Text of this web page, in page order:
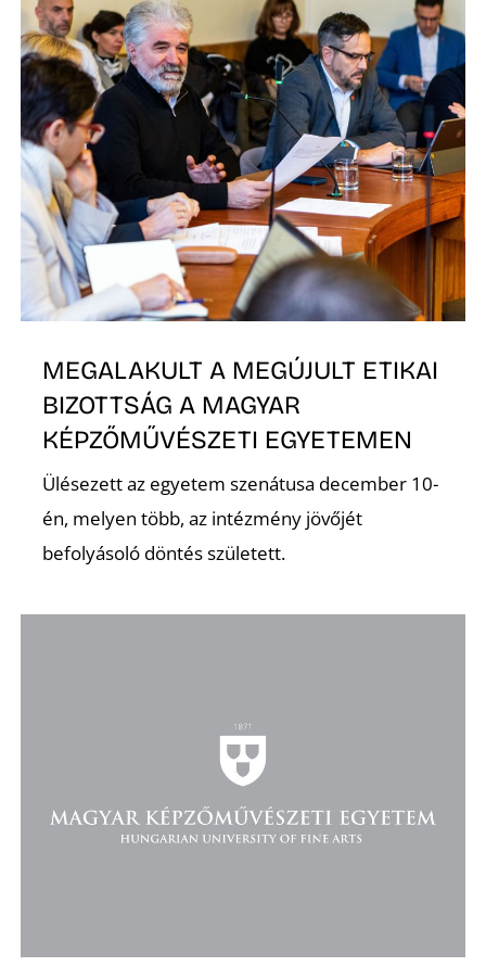
MEGALAKULT A MEGÚJULT ETIKAI
BIZOTTSÁG A MAGYAR
KÉPZŐMŰVÉSZETI EGYETEMEN
Ülésezett az egyetem szenátusa december 10-
én, melyen több, az intézmény jövőjét
befolyásoló döntés született.